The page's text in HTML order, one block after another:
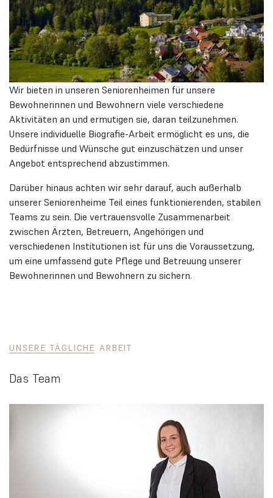
Wir bieten in unseren Seniorenheimen für unsere
Bewohnerinnen und Bewohnern viele verschiedene
Aktivitäten an und ermutigen sie, daran teilzunehmen.
Unsere individuelle Biografie-Arbeit ermöglicht es uns, die
Bedürfnisse und Wünsche gut einzuschätzen und unser
Angebot entsprechend abzustimmen.
Darüber hinaus achten wir sehr darauf, auch außerhalb
unserer Seniorenheime Teil eines funktionierenden, stabilen
Teams zu sein. Die vertrauensvolle Zusammenarbeit
zwischen Ärzten, Betreuern, Angehörigen und
verschiedenen Institutionen ist für uns die Voraussetzung,
um eine umfassend gute Pflege und Betreuung unserer
Bewohnerinnen und Bewohnern zu sichern.
UNSERE TÄGLICHE ARBEIT
Das Team